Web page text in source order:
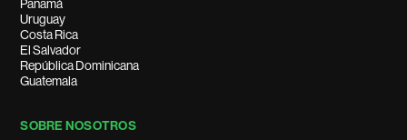
Panamá
Uruguay
Costa Rica
El Salvador
República Dominicana
Guatemala
SOBRE NOSOTROS